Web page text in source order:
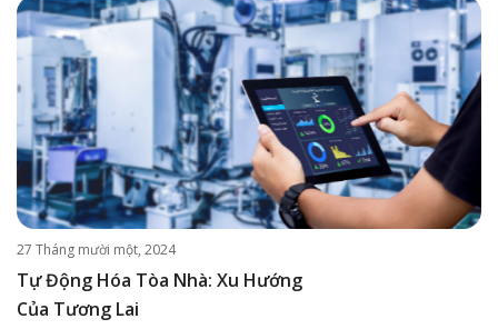
27 Tháng mười một, 2024
Tự Động Hóa Tòa Nhà: Xu Hướng
Của Tương Lai